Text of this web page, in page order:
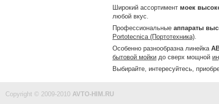
Широкий ассортимент моек
любой вкус.
Профессиональные аппараты
Portotecnica (Портотехника).
Особенно разнообразна линейка
бытовой мойки до сверх мощной
Выбирайте, интересуйтесь,
Copyright © 2009-2010 AVTO-HIM.RU